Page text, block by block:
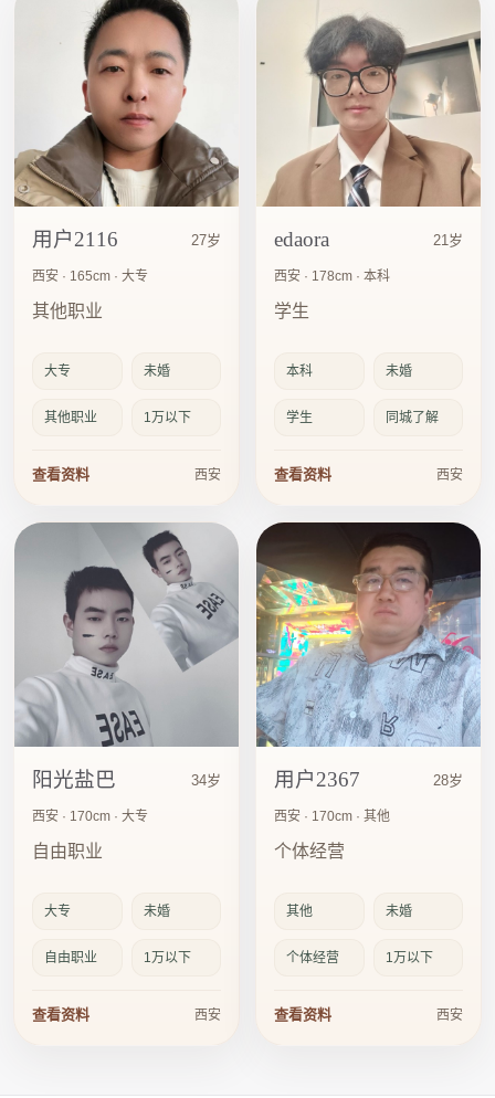
用户2116 27岁
西安 · 165cm · 大专
其他职业
大专 未婚
其他职业 1万以下
查看资料 西安
edaora 21岁
西安 · 178cm · 本科
学生
本科 未婚
学生 同城了解
查看资料 西安
阳光盐巴 34岁
西安 · 170cm · 大专
自由职业
大专 未婚
自由职业 1万以下
查看资料 西安
用户2367 28岁
西安 · 170cm · 其他
个体经营
其他 未婚
个体经营 1万以下
查看资料 西安